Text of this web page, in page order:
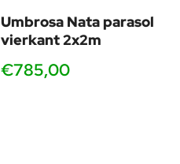
Umbrosa Nata parasol
vierkant 2x2m
€785,00